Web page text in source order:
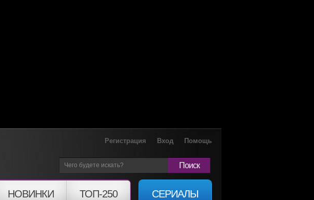
Регистрация Вход Помощь
Поиск
НОВИНКИ ТОП-250 СЕРИАЛЫ